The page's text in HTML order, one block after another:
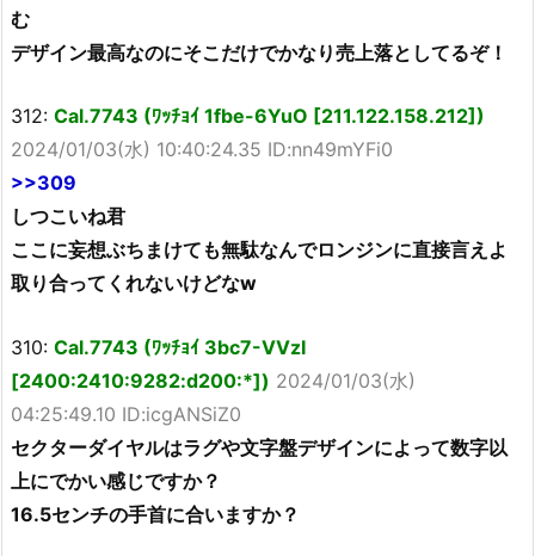
む
デザイン最高なのにそこだけでかなり売上落としてるぞ！
312: Cal.7743 (ﾜｯﾁｮｲ 1fbe-6YuO [211.122.158.212])
2024/01/03(水) 10:40:24.35 ID:nn49mYFi0
>>309
しつこいね君
ここに妄想ぶちまけても無駄なんでロンジンに直接言えよ
取り合ってくれないけどなw
310: Cal.7743 (ﾜｯﾁｮｲ 3bc7-VVzI
[2400:2410:9282:d200:*]) 2024/01/03(水)
04:25:49.10 ID:icgANSiZ0
セクターダイヤルはラグや文字盤デザインによって数字以
上にでかい感じですか？
16.5センチの手首に合いますか？